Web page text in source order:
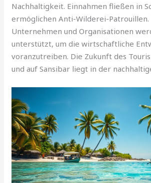
Nachhaltigkeit. Einnahmen fließen in
ermöglichen Anti-Wilderei-Patrouillen.
Unternehmen und Organisationen
unterstützt, um die wirtschaftliche
voranzutreiben. Die Zukunft des
und auf Sansibar liegt in der